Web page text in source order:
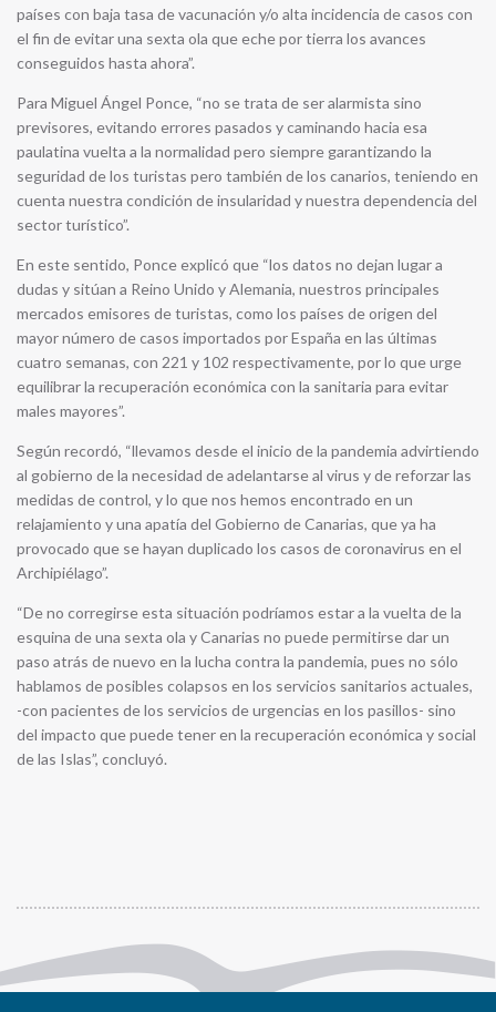
países con baja tasa de vacunación y/o alta incidencia de casos con
el fin de evitar una sexta ola que eche por tierra los avances
conseguidos hasta ahora”.
Para Miguel Ángel Ponce, “no se trata de ser alarmista sino
previsores, evitando errores pasados y caminando hacia esa
paulatina vuelta a la normalidad pero siempre garantizando la
seguridad de los turistas pero también de los canarios, teniendo en
cuenta nuestra condición de insularidad y nuestra dependencia del
sector turístico”.
En este sentido, Ponce explicó que “los datos no dejan lugar a
dudas y sitúan a Reino Unido y Alemania, nuestros principales
mercados emisores de turistas, como los países de origen del
mayor número de casos importados por España en las últimas
cuatro semanas, con 221 y 102 respectivamente, por lo que urge
equilibrar la recuperación económica con la sanitaria para evitar
males mayores”.
Según recordó, “llevamos desde el inicio de la pandemia advirtiendo
al gobierno de la necesidad de adelantarse al virus y de reforzar las
medidas de control, y lo que nos hemos encontrado en un
relajamiento y una apatía del Gobierno de Canarias, que ya ha
provocado que se hayan duplicado los casos de coronavirus en el
Archipiélago”.
“De no corregirse esta situación podríamos estar a la vuelta de la
esquina de una sexta ola y Canarias no puede permitirse dar un
paso atrás de nuevo en la lucha contra la pandemia, pues no sólo
hablamos de posibles colapsos en los servicios sanitarios actuales,
-con pacientes de los servicios de urgencias en los pasillos- sino
del impacto que puede tener en la recuperación económica y social
de las Islas”, concluyó.